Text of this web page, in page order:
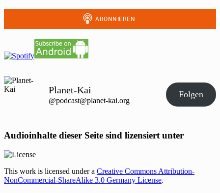
Planet-Kai
@podcast@planet-kai.org
Folgen
Audioinhalte dieser Seite sind lizensiert unter
This work is licensed under a Creative Commons Attribution-
NonCommercial-ShareAlike 3.0 Germany License.